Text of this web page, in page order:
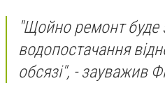
"Щойно ремонт буде
водопостачання
обсязі", - зауважив